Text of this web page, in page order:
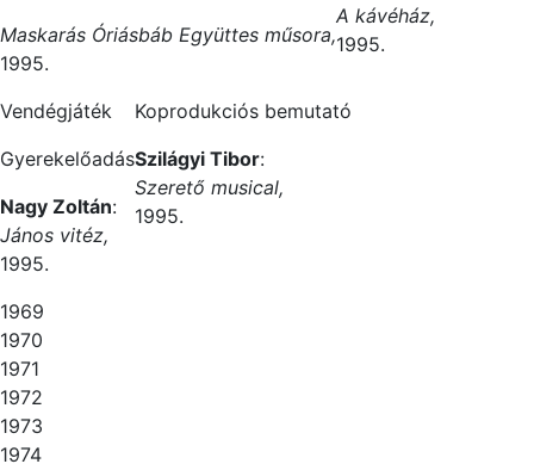
Maskarás Óriásbáb Együttes műsora,
1995.
A kávéház,
1995.
Vendégjáték
Gyerekelőadás
Nagy Zoltán:
János vitéz,
1995.
Koprodukciós bemutató
Szilágyi Tibor:
Szerető musical,
1995.
1969
1970
1971
1972
1973
1974